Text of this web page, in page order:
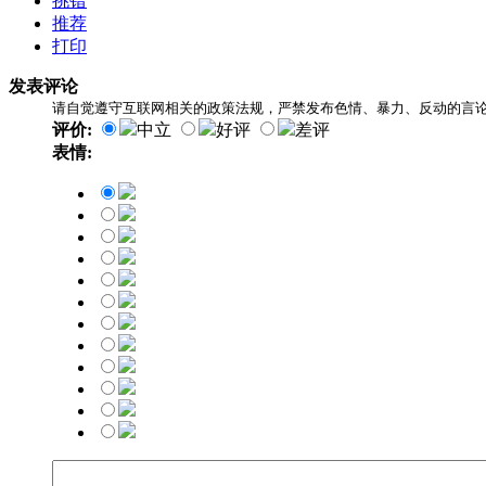
推荐
打印
发表评论
请自觉遵守互联网相关的政策法规，严禁发布色情、暴力、反动的言
评价: 中立 好评
差评
表情: